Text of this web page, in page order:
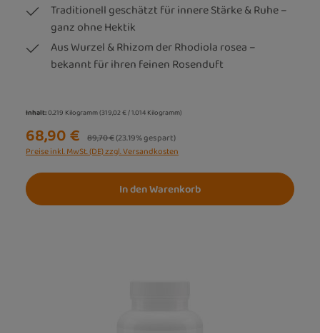
Traditionell geschätzt für innere Stärke & Ruhe –
ganz ohne Hektik
Aus Wurzel & Rhizom der Rhodiola rosea –
bekannt für ihren feinen Rosenduft
Inhalt:0.219 Kilogramm(319,02 € / 1.014 Kilogramm)
68,90 € Regulärer Preis:
89,70 €(23.19% gespart)
Preise inkl. MwSt. (DE) zzgl. Versandkosten
In den Warenkorb